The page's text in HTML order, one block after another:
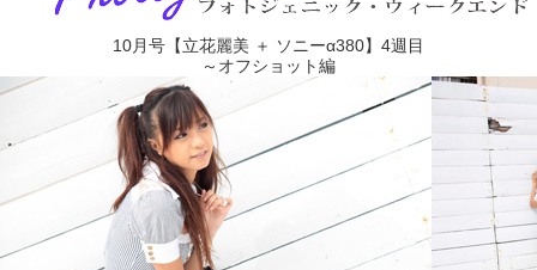
10月号【立花麗美 ＋ ソニーα380】4週目
～オフショット編